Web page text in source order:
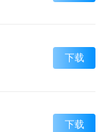
下载
下载